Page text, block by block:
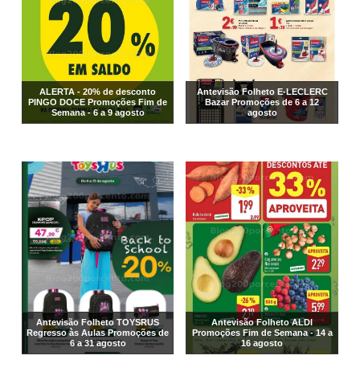
ALERTA - 20% de desconto
PINGO DOCE Promoções Fim de
Semana - 6 a 9 agosto
Antevisão Folheto E-LECLERC
Bazar Promoções de 6 a 12
agosto
Antevisão Folheto TOYSRUS
Regresso às Aulas Promoções de
6 a 31 agosto
Antevisão Folheto ALDI
Promoções Fim de Semana - 14 a
16 agosto